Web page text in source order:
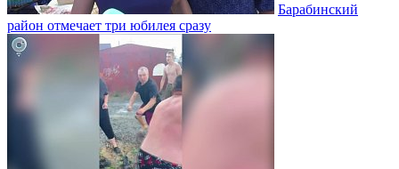
Барабинский
район отмечает три юбилея сразу